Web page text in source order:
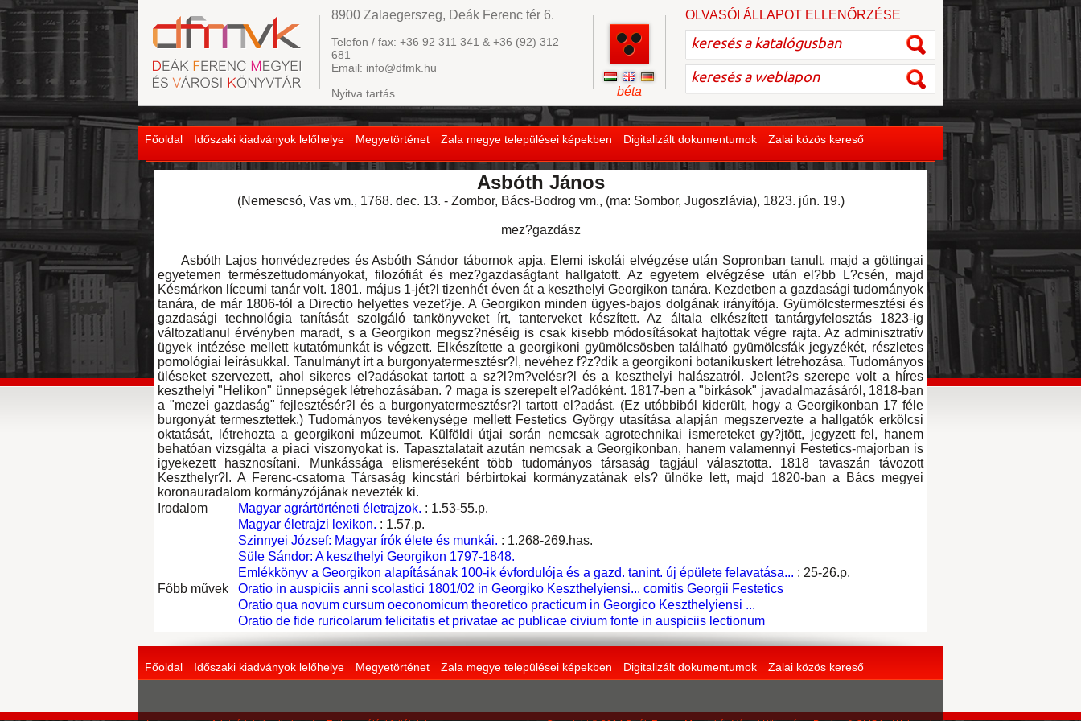
Főoldal Időszaki kiadványok lelőhelye Megyetörténet Zala megye települései képekben Digitalizált dokumentumok Zalai közös kereső
8900 Zalaegerszeg, Deák Ferenc tér 6.
Telefon / fax: +36 92 311 341 & +36 (92) 312
681
Email: info@dfmk.hu
Nyitva tartás
béta
OLVASÓI ÁLLAPOT ELLENŐRZÉSE
Asbóth János
(Nemescsó, Vas vm., 1768. dec. 13. - Zombor, Bács-Bodrog vm., (ma: Sombor, Jugoszlávia), 1823. jún. 19.)
mez?gazdász
Asbóth Lajos honvédezredes és Asbóth Sándor tábornok apja. Elemi iskolái elvégzése után Sopronban tanult, majd a göttingai
egyetemen természettudományokat, filozófiát és mez?gazdaságtant hallgatott. Az egyetem elvégzése után el?bb L?csén, majd
Késmárkon líceumi tanár volt. 1801. május 1-jét?l tizenhét éven át a keszthelyi Georgikon tanára. Kezdetben a gazdasági tudományok
tanára, de már 1806-tól a Directio helyettes vezet?je. A Georgikon minden ügyes-bajos dolgának irányítója. Gyümölcstermesztési és
gazdasági technológia tanítását szolgáló tankönyveket írt, tanterveket készített. Az általa elkészített tantárgyfelosztás 1823-ig
változatlanul érvényben maradt, s a Georgikon megsz?néséig is csak kisebb módosításokat hajtottak végre rajta. Az adminisztratív
ügyek intézése mellett kutatómunkát is végzett. Elkészítette a georgikoni gyümölcsösben található gyümölcsfák jegyzékét, részletes
pomológiai leírásukkal. Tanulmányt írt a burgonyatermesztésr?l, nevéhez f?z?dik a georgikoni botanikuskert létrehozása. Tudományos
üléseket szervezett, ahol sikeres el?adásokat tartott a sz?l?m?velésr?l és a keszthelyi halászatról. Jelent?s szerepe volt a híres
keszthelyi "Helikon" ünnepségek létrehozásában. ? maga is szerepelt el?adóként. 1817-ben a "birkások" javadalmazásáról, 1818-ban
a "mezei gazdaság" fejlesztésér?l és a burgonyatermesztésr?l tartott el?adást. (Ez utóbbiból kiderült, hogy a Georgikonban 17 féle
burgonyát termesztettek.) Tudományos tevékenysége mellett Festetics György utasítása alapján megszervezte a hallgatók erkölcsi
oktatását, létrehozta a georgikoni múzeumot. Külföldi útjai során nemcsak agrotechnikai ismereteket gy?jtött, jegyzett fel, hanem
behatóan vizsgálta a piaci viszonyokat is. Tapasztalatait azután nemcsak a Georgikonban, hanem valamennyi Festetics-majorban is
igyekezett hasznosítani. Munkássága elismeréseként több tudományos társaság tagjául választotta. 1818 tavaszán távozott
Keszthelyr?l. A Ferenc-csatorna Társaság kincstári bérbirtokai kormányzatának els? ülnöke lett, majd 1820-ban a Bács megyei
koronauradalom kormányzójának nevezték ki.
Irodalom
Magyar agrártörténeti életrajzok. : 1.53-55.p.
Magyar életrajzi lexikon. : 1.57.p.
Szinnyei József: Magyar írók élete és munkái. : 1.268-269.has.
Süle Sándor: A keszthelyi Georgikon 1797-1848.
Emlékkönyv a Georgikon alapításának 100-ik évfordulója és a gazd. tanint. új épülete felavatása... : 25-26.p.
Főbb művek
Oratio in auspiciis anni scolastici 1801/02 in Georgiko Keszthelyiensi... comitis Georgii Festetics
Oratio qua novum cursum oeconomicum theoretico practicum in Georgico Keszthelyiensi ...
Oratio de fide ruricolarum felicitatis et privatae ac publicae civium fonte in auspiciis lectionum
Főoldal Időszaki kiadványok lelőhelye Megyetörténet Zala megye települései képekben Digitalizált dokumentumok Zalai közös kereső